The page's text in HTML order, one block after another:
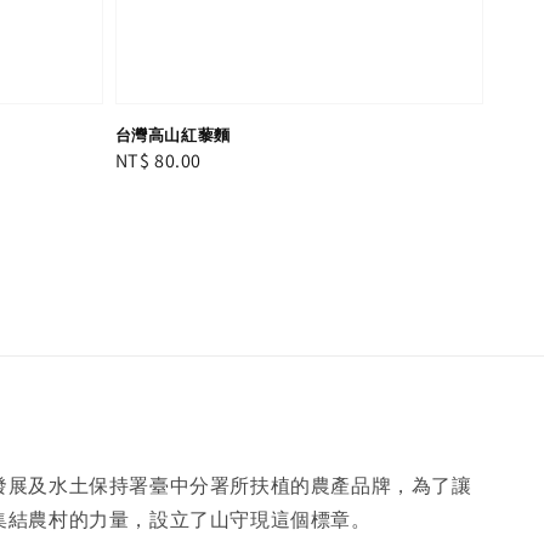
台灣高山紅藜麵
Regular
NT$ 80.00
展及水土保持署臺中分署所扶植的農產品牌，為了讓
農村的力量，設立了山守現這個標章。